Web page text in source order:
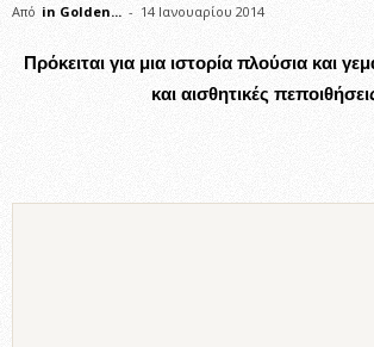
Από in Golden... - 14 Ιανουαρίου 2014
Πρόκειται για μια ιστορία πλούσια και
και αισθητικές